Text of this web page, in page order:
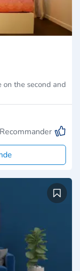
the second and
Recommander